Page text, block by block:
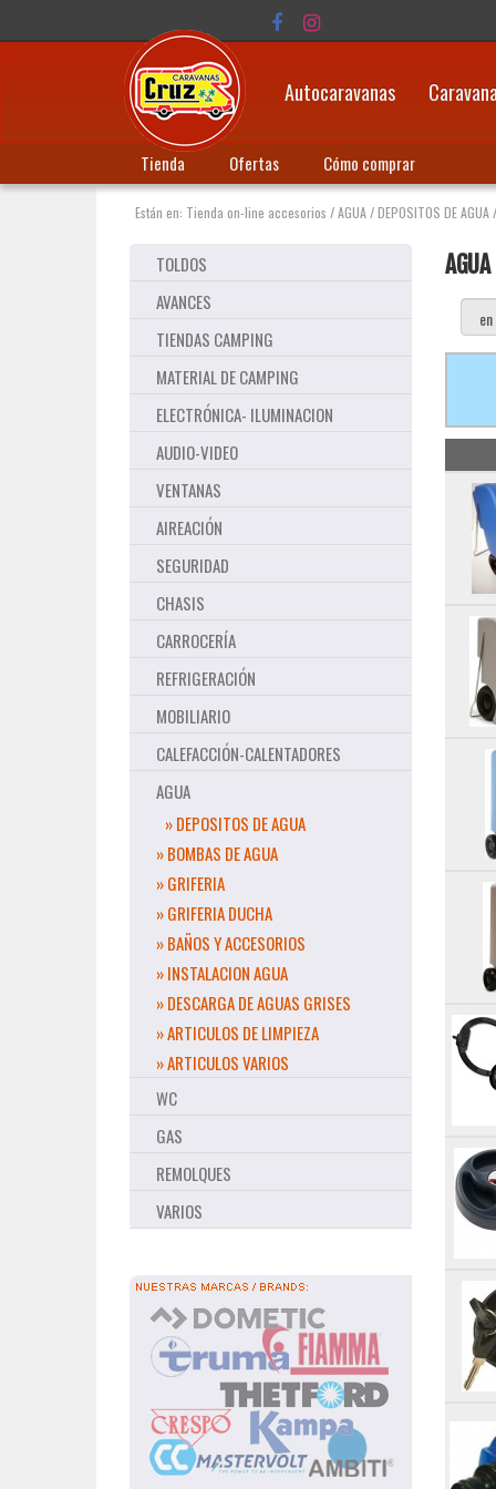
Autocaravanas
Tienda Ofertas Cómo comprar
Están en: Tienda on-line accesorios /AGUA/DEPOSITOS DE AGUA/
TOLDOS
AVANCES
TIENDAS CAMPING
MATERIAL DE CAMPING
ELECTRÓNICA- ILUMINACION
AUDIO-VIDEO
VENTANAS
AIREACIÓN
SEGURIDAD
CHASIS
CARROCERÍA
REFRIGERACIÓN
MOBILIARIO
CALEFACCIÓN-CALENTADORES
AGUA
» DEPOSITOS DE AGUA
» BOMBAS DE AGUA
» GRIFERIA
» GRIFERIA DUCHA
» BAÑOS Y ACCESORIOS
» INSTALACION AGUA
» DESCARGA DE AGUAS GRISES
» ARTICULOS DE LIMPIEZA
» ARTICULOS VARIOS
WC
GAS
REMOLQUES
VARIOS
AGUA